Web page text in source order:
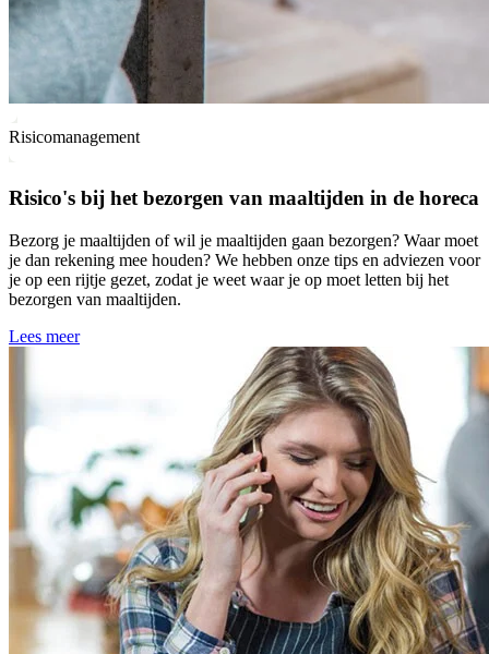
Risicomanagement
Risico's bij het bezorgen van maaltijden in de horeca
Bezorg je maaltijden of wil je maaltijden gaan bezorgen? Waar moet
je dan rekening mee houden? We hebben onze tips en adviezen voor
je op een rijtje gezet, zodat je weet waar je op moet letten bij het
bezorgen van maaltijden.
Lees meer